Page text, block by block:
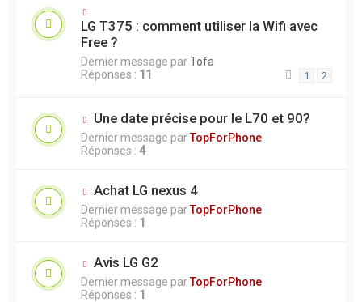
LG T375 : comment utiliser la Wifi avec
Free ?
Dernier message parTofa
Réponses : 11 1 2
Une date précise pour le L70 et 90?
Dernier message parTopForPhone
Réponses : 4
Achat LG nexus 4
Dernier message parTopForPhone
Réponses : 1
Avis LG G2
Dernier message parTopForPhone
Réponses : 1